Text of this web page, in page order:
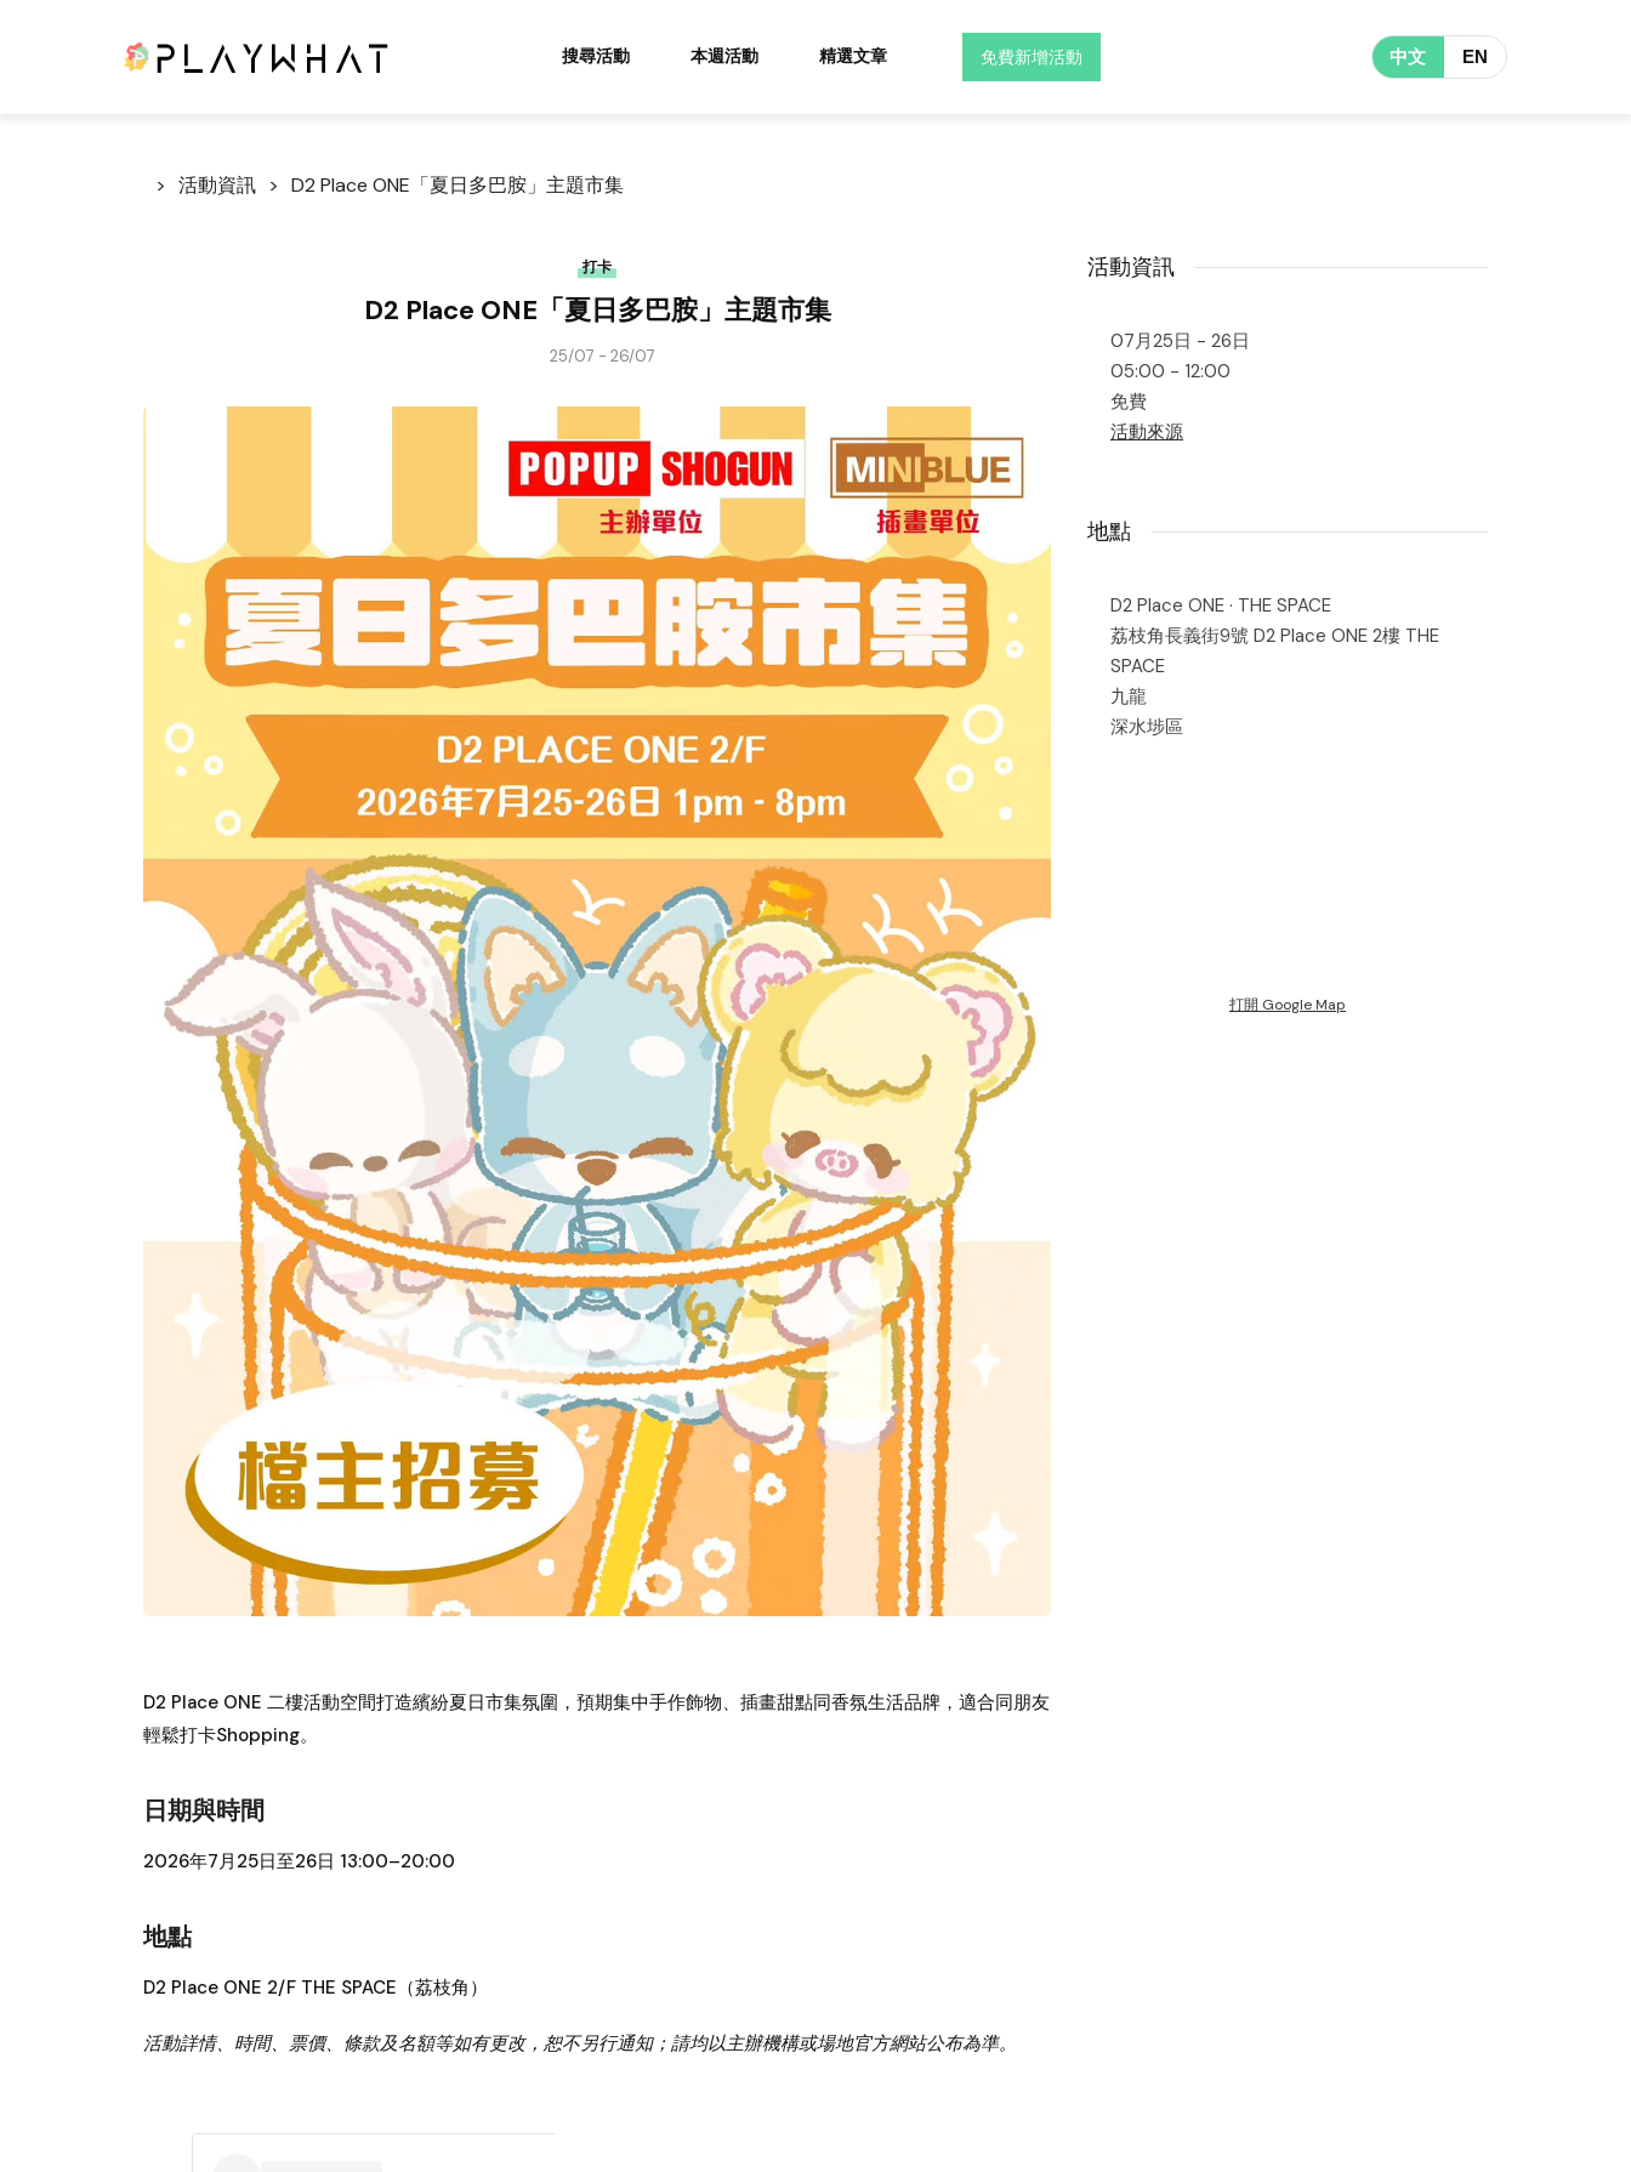
搜尋活動 本週活動 精選文章 免費新增活動 中文 EN
活動資訊 D2 Place ONE「夏日多巴胺」主題市集
打卡
D2 Place ONE「夏日多巴胺」主題市集
25/07 - 26/07
D2 Place ONE 二樓活動空間打造繽紛夏日市集氛圍，預期集中手作飾物、插畫甜點同香氛生活品牌，適合同朋友
輕鬆打卡Shopping。
日期與時間
2026年7月25日至26日 13:00–20:00
地點
D2 Place ONE 2/F THE SPACE（荔枝角）
活動詳情、時間、票價、條款及名額等如有更改，恕不另行通知；請均以主辦機構或場地官方網站公布為準。
活動資訊
07月25日 - 26日
05:00 - 12:00
免費
活動來源
地點
D2 Place ONE · THE SPACE
荔枝角長義街9號 D2 Place ONE 2樓 THE
SPACE
九龍
深水埗區
打開 Google Map